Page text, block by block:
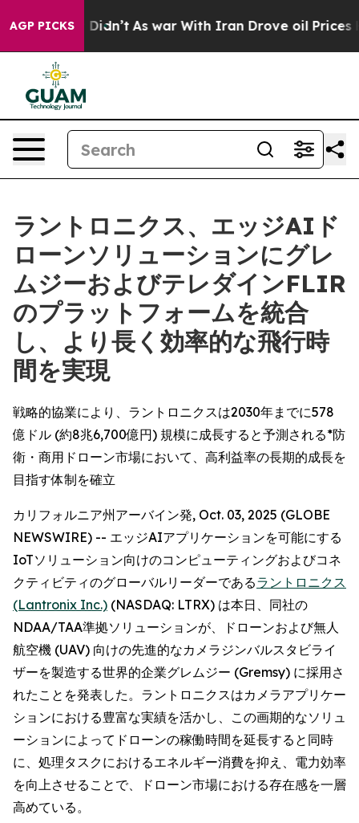
AGP PICKS
Didn’t As war With Iran Drove oil Prices Higher,
ラントロニクス、エッジAIド
ローンソリューションにグレ
ムジーおよびテレダインFLIR
のプラットフォームを統合
し、より長く効率的な飛行時
間を実現
戦略的協業により、ラントロニクスは2030年までに578
億ドル (約8兆6,700億円) 規模に成長すると予測される*防
衛・商用ドローン市場において、高利益率の長期的成長を
目指す体制を確立
カリフォルニア州アーバイン発, Oct. 03, 2025 (GLOBE
NEWSWIRE) -- エッジAIアプリケーションを可能にする
IoTソリューション向けのコンピューティングおよびコネ
クティビティのグローバルリーダーであるラントロニクス
(Lantronix Inc.) (NASDAQ: LTRX) は本日、同社の
NDAA/TAA準拠ソリューションが、ドローンおよび無人
航空機 (UAV) 向けの先進的なカメラジンバルスタビライ
ザーを製造する世界的企業グレムジー (Gremsy) に採用さ
れたことを発表した。ラントロニクスはカメラアプリケー
ションにおける豊富な実績を活かし、この画期的なソリュ
ーションによってドローンの稼働時間を延長すると同時
に、処理タスクにおけるエネルギー消費を抑え、電力効率
を向上させることで、ドローン市場における存在感を一層
高めている。